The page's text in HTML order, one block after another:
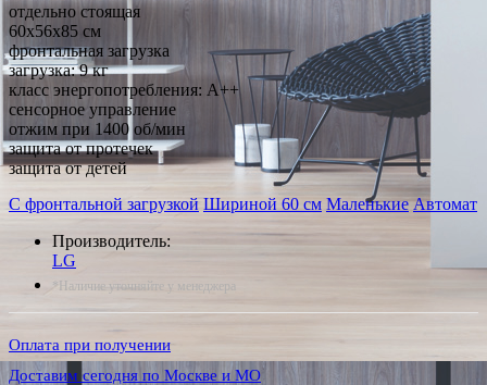
отдельно стоящая
60x56x85 см
фронтальная загрузка
загрузка: 9 кг
класс энергопотребления: A++
сенсорное управление
отжим при 1400 об/мин
защита от протечек
защита от детей
С фронтальной загрузкой Шириной 60 см Маленькие Автомат
Производитель:
LG
*Наличие уточняйте у менеджера
Оплата при получении
Доставим сегодня по Москве и МО